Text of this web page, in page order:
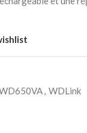
, WDLink